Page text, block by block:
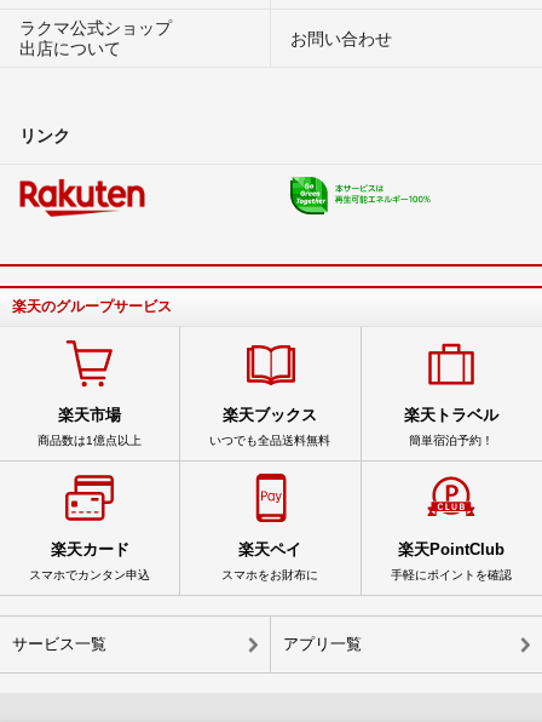
ラクマ公式ショップ
出店について
お問い合わせ
リンク
楽天のグループサービス
楽天市場
商品数は1億点以上
楽天ブックス
いつでも全品送料無料
楽天トラベル
簡単宿泊予約！
楽天カード
スマホでカンタン申込
楽天ペイ
スマホをお財布に
楽天PointClub
手軽にポイントを確認
サービス一覧 アプリ一覧